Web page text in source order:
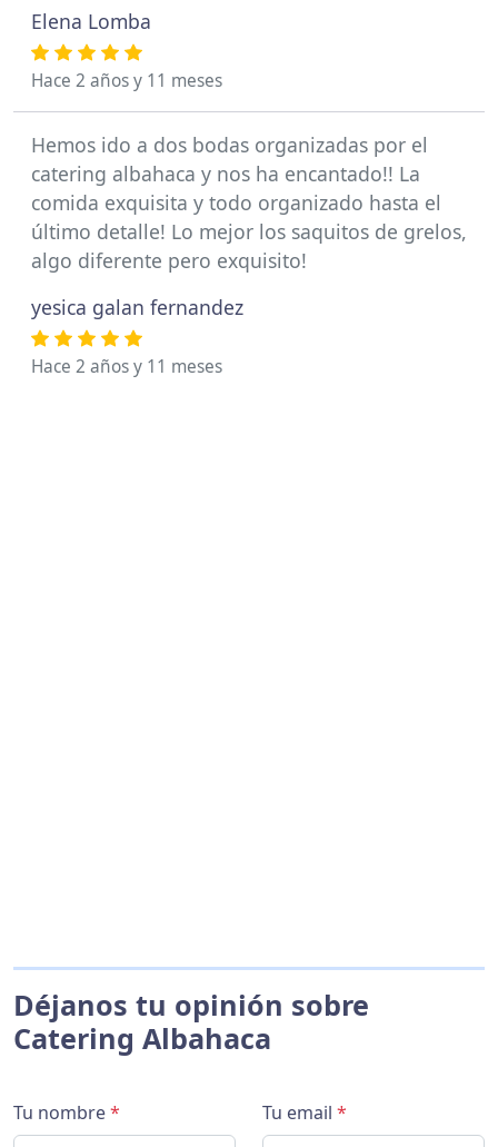
Elena Lomba
Hace 2 años y 11 meses
Hemos ido a dos bodas organizadas por el
catering albahaca y nos ha encantado!! La
comida exquisita y todo organizado hasta el
último detalle! Lo mejor los saquitos de grelos,
algo diferente pero exquisito!
yesica galan fernandez
Hace 2 años y 11 meses
Déjanos tu opinión sobre
Catering Albahaca
Tu nombre* Tu email *